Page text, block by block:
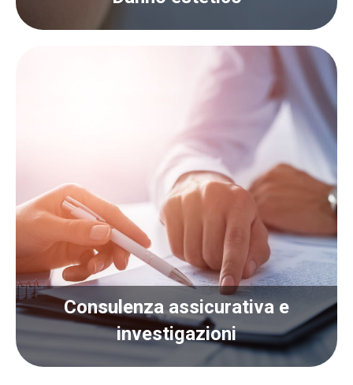
Consulenza assicurativa e
investigazioni
Consulenza assicurativa e
investigazioni